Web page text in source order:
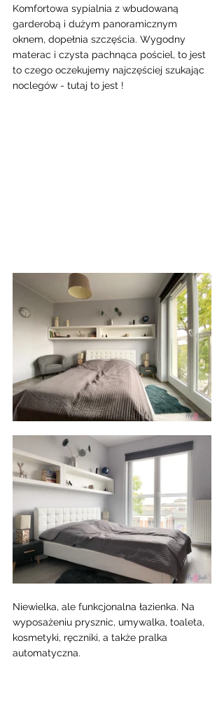
Komfortowa sypialnia z wbudowaną
garderobą i dużym panoramicznym
oknem, dopełnia szczęścia. Wygodny
materac i czysta pachnąca pościel, to jest
to czego oczekujemy najczęściej szukając
noclegów - tutaj to jest !
Niewielka, ale funkcjonalna łazienka. Na
wyposażeniu prysznic, umywalka, toaleta,
kosmetyki, ręczniki, a także pralka
automatyczna.